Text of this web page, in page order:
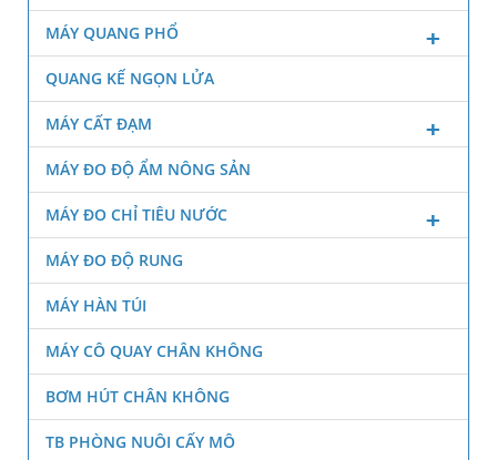
MÁY QUANG PHỔ
QUANG KẾ NGỌN LỬA
MÁY CẤT ĐẠM
MÁY ĐO ĐỘ ẨM NÔNG SẢN
MÁY ĐO CHỈ TIÊU NƯỚC
MÁY ĐO ĐỘ RUNG
MÁY HÀN TÚI
MÁY CÔ QUAY CHÂN KHÔNG
BƠM HÚT CHÂN KHÔNG
TB PHÒNG NUÔI CẤY MÔ